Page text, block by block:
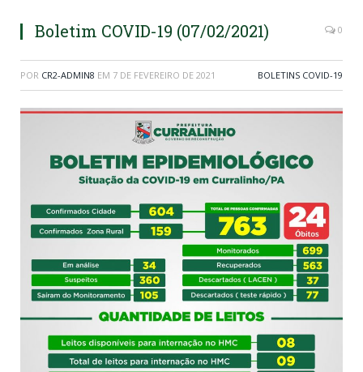
Boletim COVID-19 (07/02/2021) 0
POR CR2-ADMIN8 EM 7 DE FEVEREIRO DE 2021 BOLETINS COVID-19